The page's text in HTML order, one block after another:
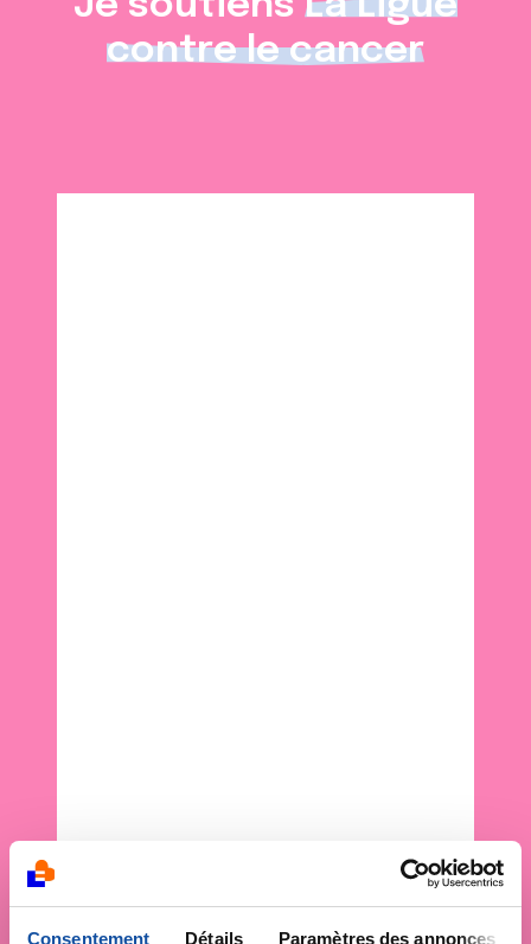
Consentement Détails Paramètres des annonces
contre le cancer